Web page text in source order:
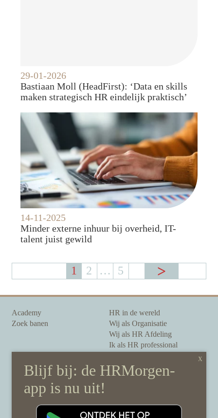
29-01-2026
Bastiaan Moll (HeadFirst): ‘Data en skills
maken strategisch HR eindelijk praktisch’
14-11-2025
Minder externe inhuur bij overheid, IT-
talent juist gewild
1 2 … 5
Academy
Zoek banen
HR in de wereld
Wij als Organisatie
Wij als HR Afdeling
Ik als HR professional
Onze auteurs
Onze partners
Sponsoring
Over HRMorgen
Disclaimer & gedragscode